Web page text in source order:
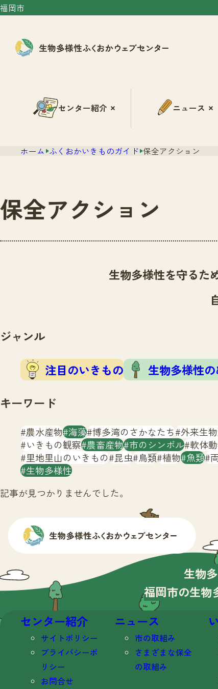
福岡市
センター紹介 ニュース
ホーム ふくおかいきものガイド 保全アクション
保全アクション
生物多様性を守るた
ジャンル
注目のいきもの 生物多様性
キーワード
農水産物 海藻 博多湾のさかなたち 外来生
いきもの観察 農畜産物 市のシンボル 軟体
里地里山のいきもの 昆虫 鳥類 植物 魚類
生物多様性
記事が見つかりませんでした。
生物
福岡市の生物
センター紹介
サイトポリシー
プライバシーポ
リシー
お問合せ
ニュース
市の取組み
さまざまな保全
の取組み